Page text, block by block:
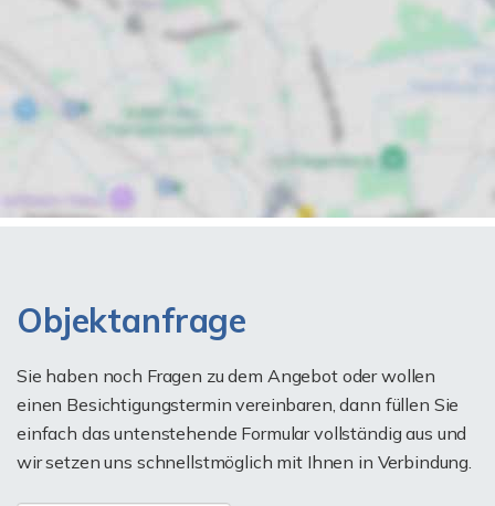
Objektanfrage
Sie haben noch Fragen zu dem Angebot oder wollen
einen Besichtigungstermin vereinbaren, dann füllen Sie
einfach das untenstehende Formular vollständig aus und
wir setzen uns schnellstmöglich mit Ihnen in Verbindung.